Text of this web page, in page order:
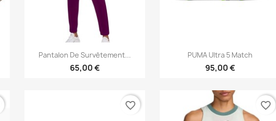
Aperçu rapide
Pantalon De Survêtement...
65,00 €
Aperçu rapide
PUMA Ultra 5 Match
95,00 €
favorite_border favorite_border